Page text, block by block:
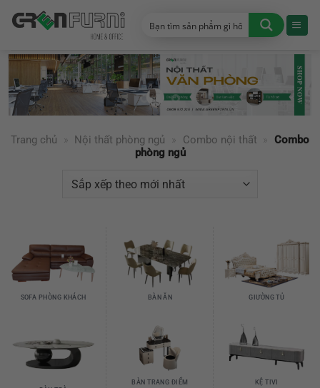
đến
dung
Trang chủ » Nội thất phòng ngủ » Combo nội thất »
Combo
phòng ngủ
SOFA PHÒNG KHÁCH BÀN ĂN GIƯỜNG TỦ
BÀN TRANG ĐIỂM KỆ TIVI